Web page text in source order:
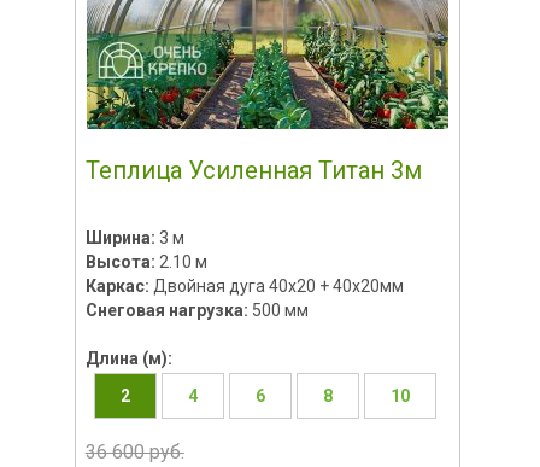
Теплица Усиленная Титан 3м
Ширина: 3 м
Высота: 2.10 м
Каркас: Двойная дуга 40x20 + 40х20мм
Снеговая нагрузка: 500 мм
Длина (м):
2
4 6 8 10
36 600 руб.